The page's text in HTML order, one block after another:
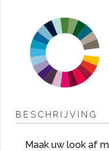
BESCHRIJVING
Maak uw look af